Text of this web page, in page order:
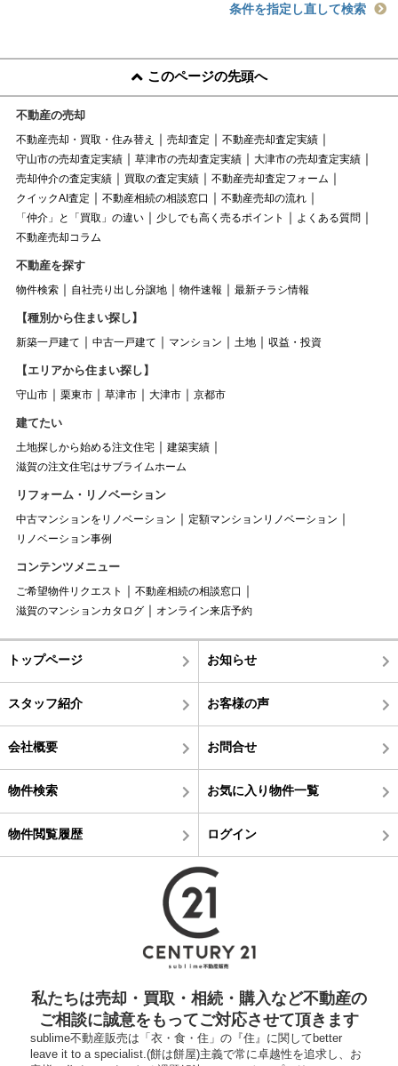
条件を指定し直して検索
このページの先頭へ
不動産の売却
不動産売却・買取・住み替え 売却査定
不動産売却査定実績
守山市の売却査定実績
草津市の売却査定実績
大津市の売却査定実績
売却仲介の査定実績
買取の査定実績
不動産売却査定フォーム
クイックAI査定
不動産相続の相談窓口
不動産売却の流れ
「仲介」と「買取」の違い
少しでも高く売るポイント
よくある質問
不動産売却コラム
不動産を探す
物件検索 自社売り出し分譲地 物件速報 最新チラシ情報
【種別から住まい探し】
新築一戸建て 中古一戸建て マンション 土地 収益・投資
【エリアから住まい探し】
守山市 栗東市 草津市 大津市 京都市
建てたい
土地探しから始める注文住宅
建築実績
滋賀の注文住宅はサブライムホーム
リフォーム・リノベーション
中古マンションをリノベーション
定額マンションリノベーション
リノベーション事例
コンテンツメニュー
ご希望物件リクエスト
不動産相続の相談窓口
滋賀のマンションカタログ
オンライン来店予約
トップページ お知らせ
スタッフ紹介 お客様の声
会社概要 お問合せ
物件検索 お気に入り物件一覧
物件閲覧履歴 ログイン
私たちは売却・買取・相続・購入など不動産の
ご相談に誠意をもってご対応させて頂きます
sublime不動産販売は「衣・食・住」の『住』に関してbetter
leave it to a specialist.(餅は餅屋)主義で常に卓越性を追求し、お